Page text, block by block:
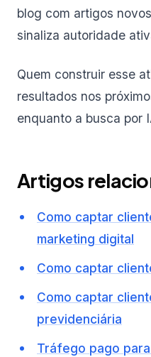
blog com artigos
sinaliza autoridade
Quem construir esse
resultados nos
enquanto a busca por
Artigos
Como captar
marketing digital
Como captar
Como captar
previdenciária
Tráfego pago